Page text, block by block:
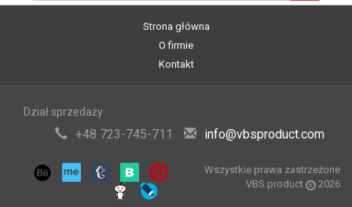
Strona główna
O firmie
Kontakt
Dział sprzedaży
+48 723-745-711 info@vbsproduct.com
Wszystkie prawa zastrzeżone
VBS product
2026